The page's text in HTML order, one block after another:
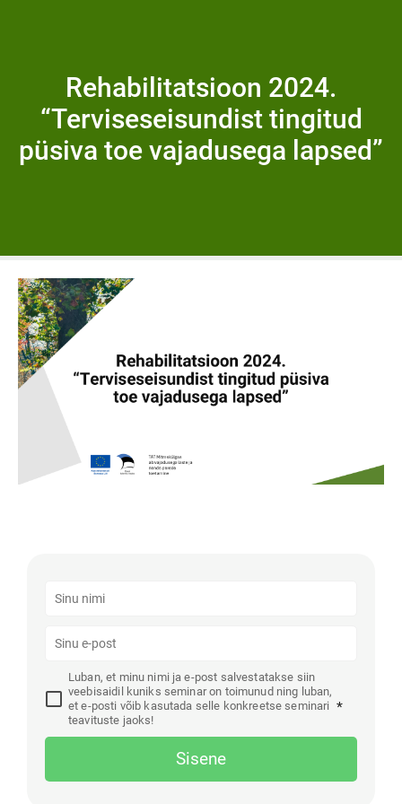
Rehabilitatsioon 2024.
“Terviseseisundist tingitud
püsiva toe vajadusega lapsed”
Luban, et minu nimi ja e-post salvestatakse siin
veebisaidil kuniks seminar on toimunud ning luban,
et e-posti võib kasutada selle konkreetse seminari
teavituste jaoks!
*
Sisene